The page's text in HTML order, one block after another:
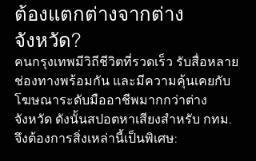
ต้องแตกต่างจากต่าง
จังหวัด?
คนกรุงเทพมีวิถีชีวิตที่รวดเร็ว รับสื่อหลาย
ช่องทางพร้อมกัน และมีความคุ้นเคยกับ
โฆษณาระดับมืออาชีพมากกว่าต่าง
จังหวัด ดังนั้นสปอตหาเสียงสำหรับ กทม.
จึงต้องการสิ่งเหล่านี้เป็นพิเศษ: